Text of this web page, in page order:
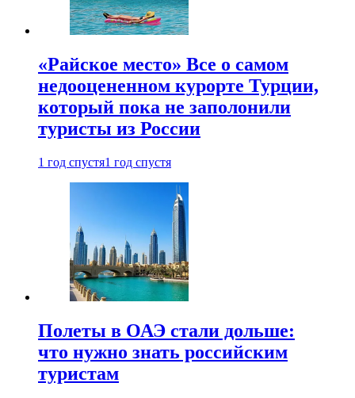
«Райское место» Все о самом
недооцененном курорте Турции,
который пока не заполонили
туристы из России
1 год спустя1 год спустя
Полеты в ОАЭ стали дольше:
что нужно знать российским
туристам